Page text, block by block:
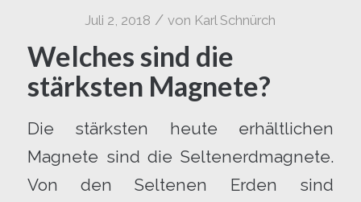
Juli 2, 2018 / von Karl Schnürch
Welches sind die
stärksten Magnete?
Die stärksten heute erhältlichen
Magnete sind die Seltenerdmagnete.
Von den Seltenen Erden sind